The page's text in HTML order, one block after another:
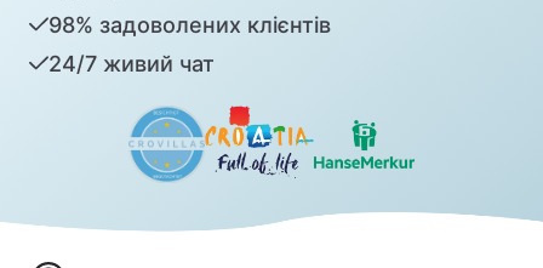
98% задоволених клієнтів
24/7 живий чат